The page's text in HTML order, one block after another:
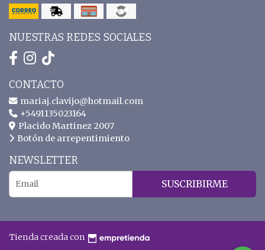
NUESTRAS REDES SOCIALES
CONTACTO
mariaj.clavijo@hotmail.com
+5491135023164
Placido Martinez 2007
Botón de arrepentimiento
NEWSLETTER
SUSCRIBIRME
Tienda creada con